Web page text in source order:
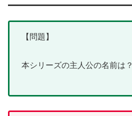
【問題】
本シリーズの主人公の名前は？